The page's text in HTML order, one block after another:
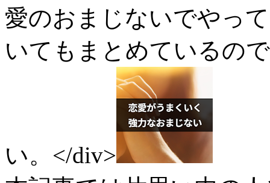
愛のおまじないでやっ
いてもまとめているの
い。</div>